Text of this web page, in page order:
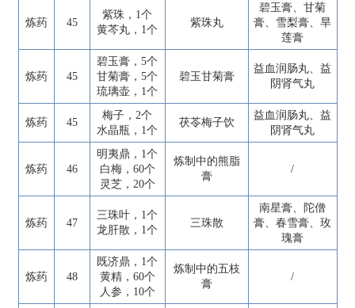
炼药 45
紫珠，1个
黄芩丸，1个
紫珠丸
碧玉膏、甘菊
膏、雪梨膏、旱
莲膏
炼药 45
碧玉膏，5个
甘菊膏，5个
琉璃壶，1个
碧玉甘菊膏
益血润肠丸、益
阴肾气丸
炼药 45
梅子，2个
水晶瓶，1个
茯苓梅子饮
益血润肠丸、益
阴肾气丸
炼药 46
明夷鼎，1个
白梅，60个
灵芝，20个
炼制中的熊脂
膏
/
炼药 47
三珠叶，1个
龙肝散，1个
三珠散
南星膏、陀僧
膏、春雪膏、玫
瑰膏
炼药 48
既济鼎，1个
黄精，60个
人参，10个
炼制中的五枝
膏
/